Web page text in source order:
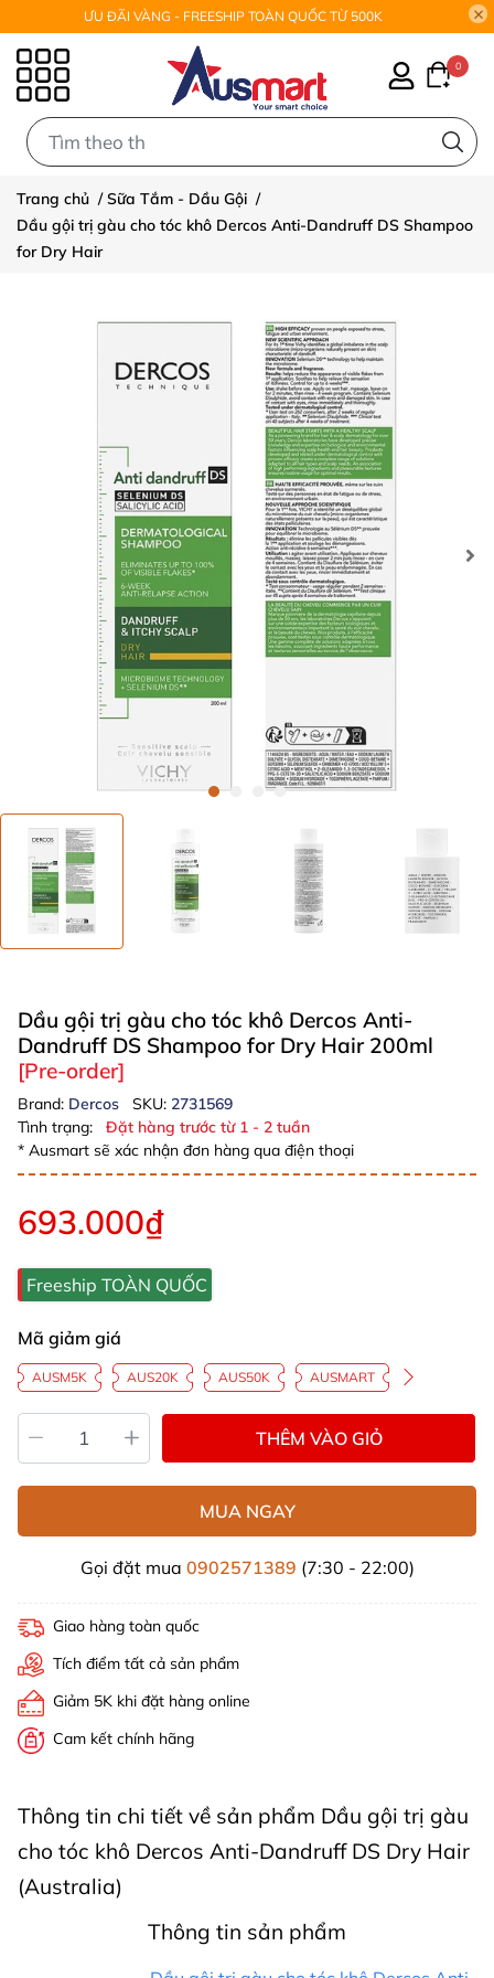
ƯU ĐÃI VÀNG - FREESHIP TOÀN QUỐC TỪ 500K
0
Trang chủ /Sữa Tắm - Dầu Gội /
Dầu gội trị gàu cho tóc khô Dercos Anti-Dandruff DS Shampoo
for Dry Hair
Dầu gội trị gàu cho tóc khô Dercos Anti-
Dandruff DS Shampoo for Dry Hair 200ml
[Pre-order]
Brand: Dercos SKU: 2731569
Tình trạng:
Đặt hàng trước từ 1 - 2 tuần
* Ausmart sẽ xác nhận đơn hàng qua điện thoại
693.000₫
Freeship TOÀN QUỐC
Mã giảm giá
AUSM5K AUS20K AUS50K AUSMART
THÊM VÀO GIỎ
MUA NGAY
Gọi đặt mua 0902571389 (7:30 - 22:00)
Giao hàng toàn quốc
Tích điểm tất cả sản phẩm
Giảm 5K khi đặt hàng online
Cam kết chính hãng
Thông tin chi tiết về sản phẩm Dầu gội trị gàu
cho tóc khô Dercos Anti-Dandruff DS Dry Hair
(Australia)
Thông tin sản phẩm